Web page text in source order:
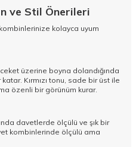
ve Stil Önerileri
kombinlerinize kolayca uyum
üzerine boyna dolandığında
Kırmızı tonu, sade bir üst ile
özenli bir görünüm kurar.
davetlerde ölçülü ve şık bir
kombinlerinde ölçülü ama